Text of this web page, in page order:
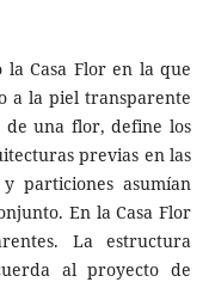
Casa Flor en la que
a la piel transparente
de una flor, define los
previas en las
particiones asumían
En la Casa Flor
La estructura
al proyecto de